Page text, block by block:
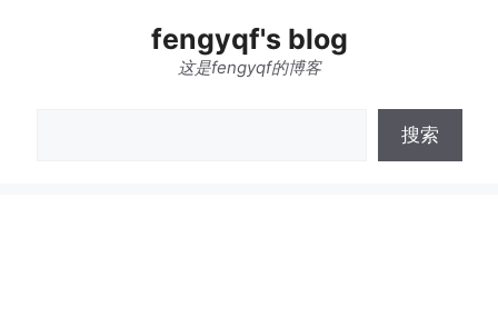
fengyqf's blog
这是fengyqf的博客
搜索